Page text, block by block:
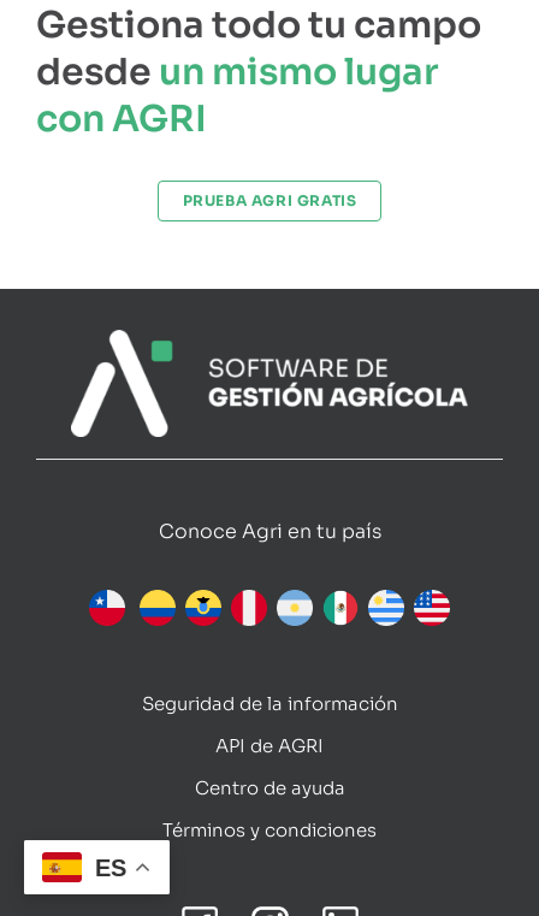
Gestiona todo tu campo
desde un mismo lugar
con AGRI
PRUEBA AGRI GRATIS
Conoce Agri en tu país
Seguridad de la información
API de AGRI
Centro de ayuda
Términos y condiciones
ES